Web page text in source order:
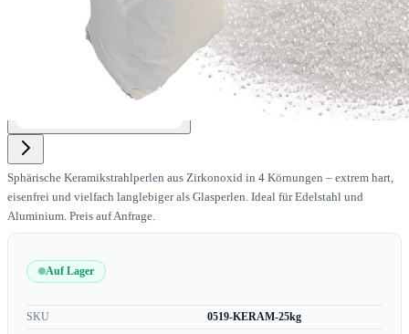
Sphärische Keramikstrahlperlen aus Zirkonoxid in 4 Körnungen – extrem hart,
eisenfrei und vielfach langlebiger als Glasperlen. Ideal für Edelstahl und
Aluminium. Preis auf Anfrage.
Auf Lager
SKU 0519-KERAM-25kg